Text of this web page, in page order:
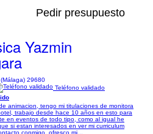
Pedir presupuesto
Yazmin
29680
Teléfono validado
animacion, tengo mi titulaciones de monitora
trabajo desde hace 10 años en esto para
en eventos de todo tipo, como al igual he
si estan interesados en ver mi curriculum
conmigo, ofresco mi...